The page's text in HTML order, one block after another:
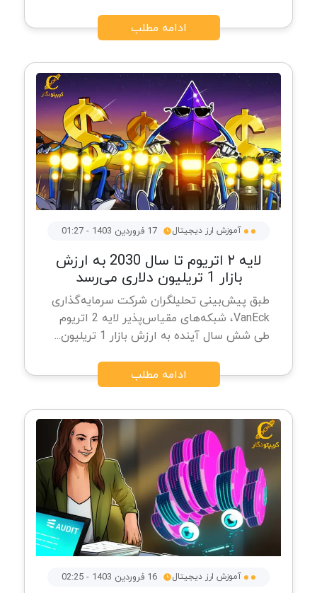
ادامه مطلب
آموزش ارز دیجیتال
لایه ۲ اتریوم تا سال 2030 به ارزش
بازار 1 تریلیون دلاری می‌رسد
طبق پیش‌بینی تحلیلگران شرکت سرمایه‌گذاری
VanEck، شبکه‌های مقیاس‌پذیر لایه 2 اتریوم
طی شش سال آینده به ارزش بازار 1 تریلیون...
ادامه مطلب
آموزش ارز دیجیتال